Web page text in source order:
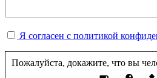
Я согласен с политикой
Пожалуйста, докажите, что вы